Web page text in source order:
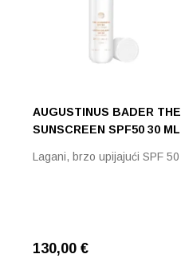
AUGUSTINUS BADER THE
SUNSCREEN SPF50 30 ML
Lagani, brzo upijajući SPF 50
130,00€